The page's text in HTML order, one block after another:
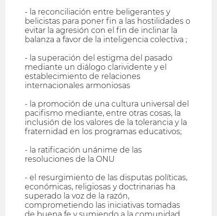
- la reconciliación entre beligerantes y
belicistas para poner fin a las hostilidades o
evitar la agresión con el fin de inclinar la
balanza a favor de la inteligencia colectiva ;
- la superación del estigma del pasado
mediante un diálogo clarividente y el
establecimiento de relaciones
internacionales armoniosas
- la promoción de una cultura universal del
pacifismo mediante, entre otras cosas, la
inclusión de los valores de la tolerancia y la
fraternidad en los programas educativos;
- la ratificación unánime de las
resoluciones de la ONU
- el resurgimiento de las disputas políticas,
económicas, religiosas y doctrinarias ha
superado la voz de la razón,
comprometiendo las iniciativas tomadas
de buena fe y sumiendo a la comunidad